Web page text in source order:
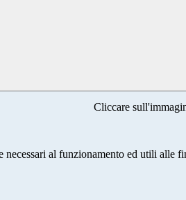
Cliccare
al funzionamento ed utili alle